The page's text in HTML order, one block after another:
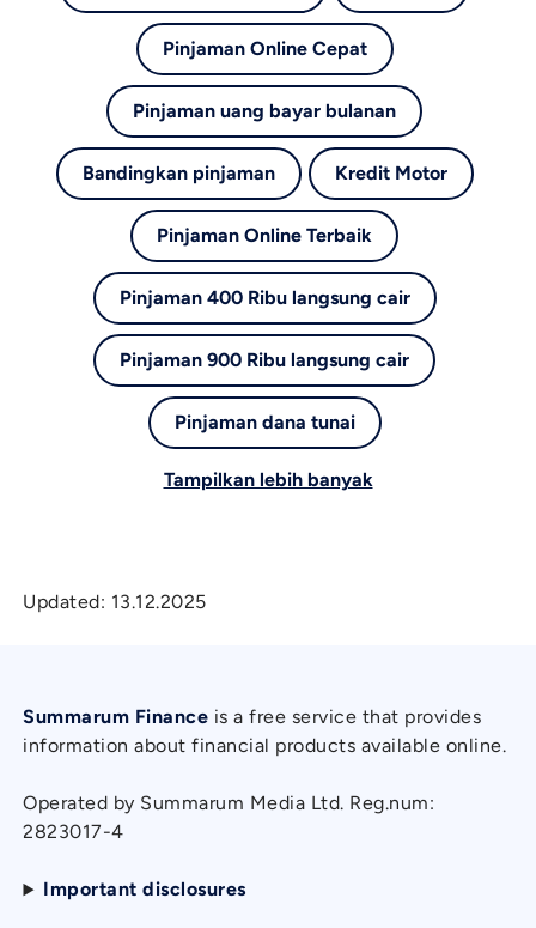
Pinjaman Online Cepat
Pinjaman uang bayar bulanan
Bandingkan pinjaman Kredit Motor
Pinjaman Online Terbaik
Pinjaman 400 Ribu langsung cair
Pinjaman 900 Ribu langsung cair
Pinjaman dana tunai
Tampilkan lebih banyak
Updated: 13.12.2025
Summarum Finance is a free service that provides
information about financial products available online.
Operated by Summarum Media Ltd. Reg.num:
2823017-4
Important disclosures